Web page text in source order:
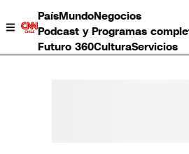
PaísMundoNegocios
Podcast y Programas
Futuro 360CulturaServicios